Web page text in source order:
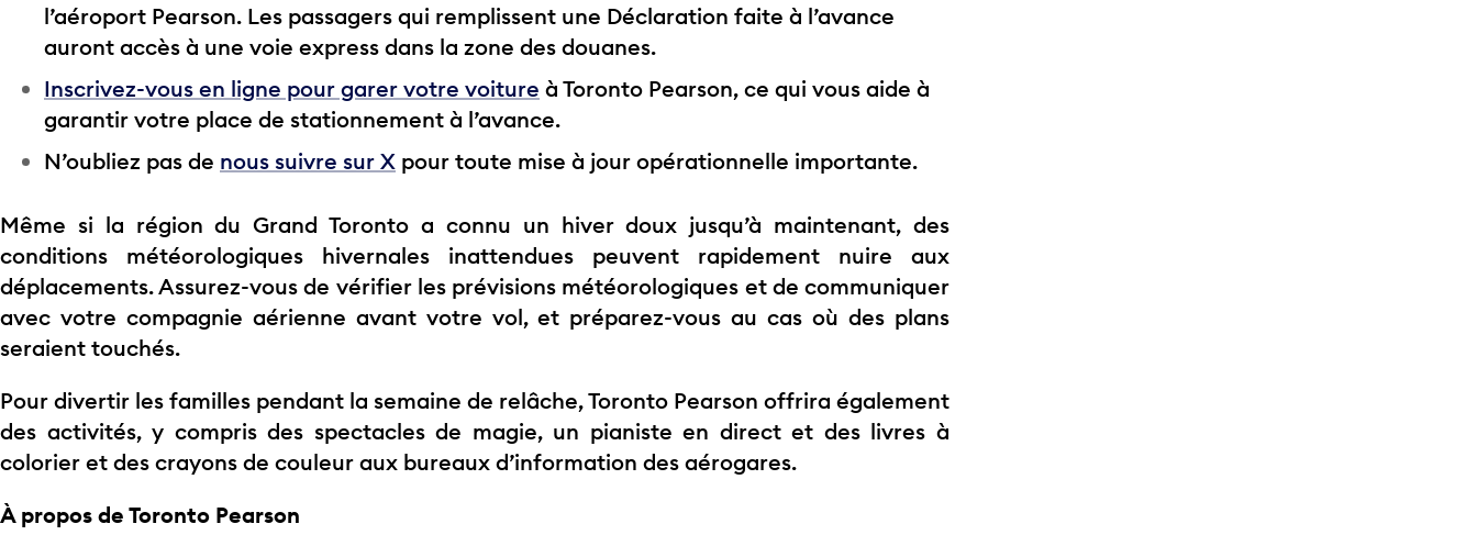
l’aéroport Pearson. Les passagers qui remplissent une Déclaration faite à l’avance
auront accès à une voie express dans la zone des douanes.
Inscrivez-vous en ligne pour garer votre voiture à Toronto Pearson, ce qui vous aide à
garantir votre place de stationnement à l’avance.
N’oubliez pas de nous suivre sur X pour toute mise à jour opérationnelle importante.
Même si la région du Grand Toronto a connu un hiver doux jusqu’à maintenant, des
conditions météorologiques hivernales inattendues peuvent rapidement nuire aux
déplacements. Assurez-vous de vérifier les prévisions météorologiques et de communiquer
avec votre compagnie aérienne avant votre vol, et préparez-vous au cas où des plans
seraient touchés.
Pour divertir les familles pendant la semaine de relâche, Toronto Pearson offrira également
des activités, y compris des spectacles de magie, un pianiste en direct et des livres à
colorier et des crayons de couleur aux bureaux d’information des aérogares.
À propos de Toronto Pearson